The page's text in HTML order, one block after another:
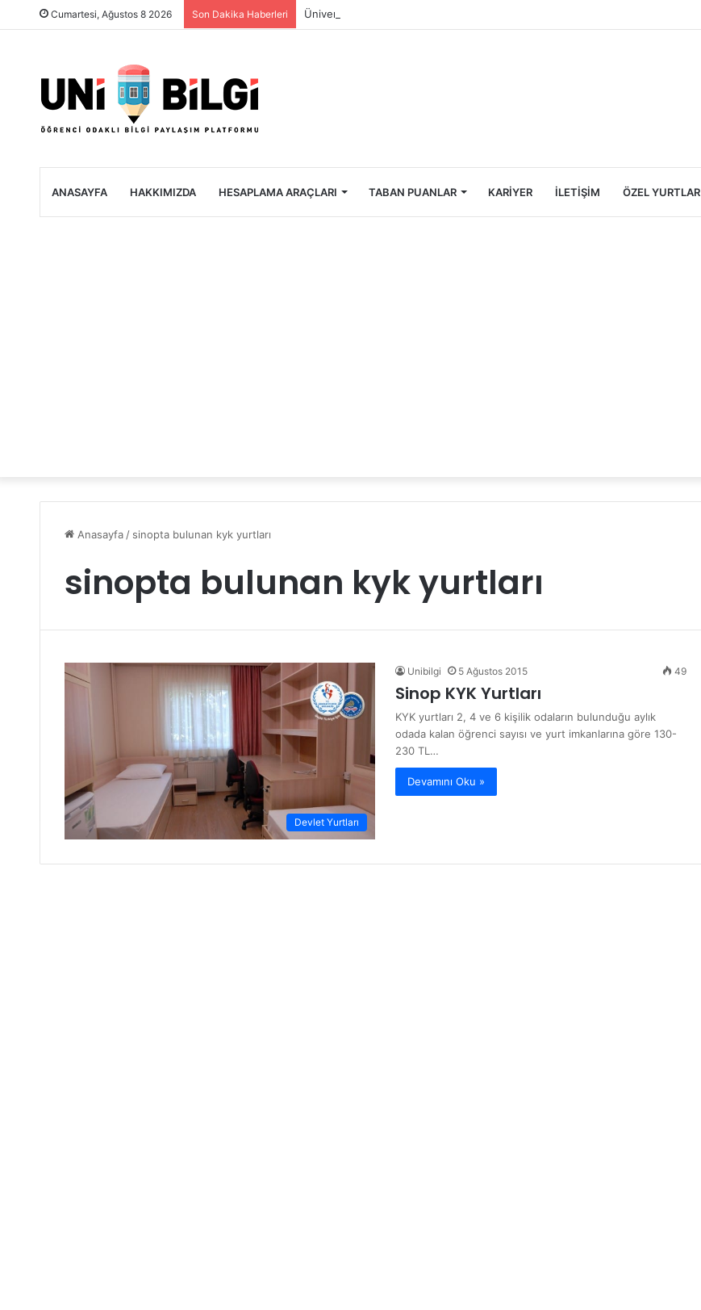
Cumartesi, Ağustos 8 2026 Son Dakika Haberleri Üniversite Öğrencileri İçin Ekonomik Tatil Rehberi
ANASAYFA HAKKIMIZDA HESAPLAMA ARAÇLARI TABAN PUANLAR KARIYER İLETIŞIM ÖZEL YURTLAR
Anasayfa / sinopta bulunan kyk yurtları
sinopta bulunan kyk yurtları
Devlet Yurtları
Unibilgi 5 Ağustos 2015 49
Sinop KYK Yurtları
KYK yurtları 2, 4 ve 6 kişilik odaların bulunduğu aylık
odada kalan öğrenci sayısı ve yurt imkanlarına göre 130-
230 TL…
Devamını Oku »